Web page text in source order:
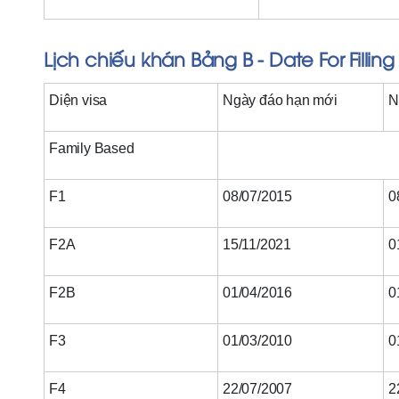
Lịch chiếu khán Bảng B - Date For Filling
Diện visa Ngày đáo hạn mới
Family Based
F1 08/07/2015
F2A 15/11/2021
F2B 01/04/2016
F3 01/03/2010
F4 22/07/2007